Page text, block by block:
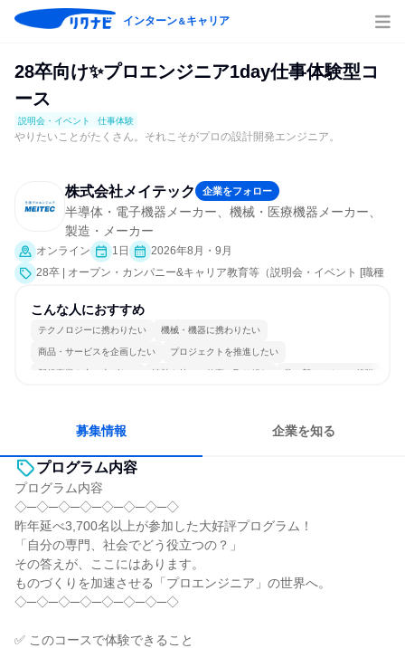
インターン＆キャリア
28卒向け✨プロエンジニア1day仕事体験型コ
ース
説明会・イベント 仕事体験
やりたいことがたくさん。それこそがプロの設計開発エンジニア。
株式会社メイテック 企業をフォロー
半導体・電子機器メーカー、機械・医療機器メーカー、
製造・メーカー
オンライン 1日
2026年8月・9月
28卒 | オープン・カンパニー&キャリア教育等（説明会・イベント [職種
事体験）
こんな人におすすめ
テクノロジーに携わりたい 機械・機器に携わりたい
商品・サービスを企画したい プロジェクトを推進したい
新規事業を立ち上げたい 情熱を持って仕事に取り組む 常に新しいものに挑戦
募集情報 企業を知る
プログラム内容
プログラム内容
◇─◇─◇─◇─◇─◇─◇─◇
昨年延べ3,700名以上が参加した大好評プログラム！
「自分の専門、社会でどう役立つの？」
その答えが、ここにはあります。
ものづくりを加速させる「プロエンジニア」の世界へ。
◇─◇─◇─◇─◇─◇─◇─◇
✅ このコースで体験できること